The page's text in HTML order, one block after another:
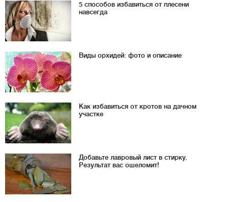
5 способов избавиться от плесени
навсегда
Виды орхидей: фото и описание
Как избавиться от кротов на дачном
участке
Добавьте лавровый лист в стирку.
Результат вас ошеломит!